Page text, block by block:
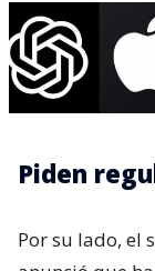
Piden
Por su lado, el